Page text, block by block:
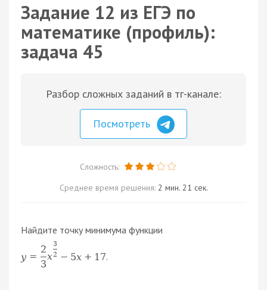
Задание 12 из ЕГЭ по
математике (профиль):
задача 45
Разбор сложных заданий в тг-канале:
Посмотреть
Сложность:
Среднее время решения: 2 мин. 21 сек.
Найдите точку минимума функции
y =
2
3
x
3
2 − 5x + 17.